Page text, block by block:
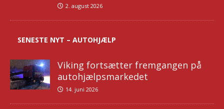
2. august 2026
SENESTE NYT – AUTOHJÆLP
Viking fortsætter fremgangen på
autohjælpsmarkedet
14. juni 2026